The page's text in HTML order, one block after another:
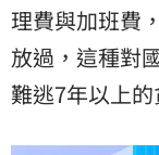
理費與加班費
放過，這種對
難逃7年以上的